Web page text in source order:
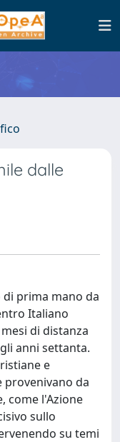
dalle
prima mano da
Italiano
di distanza
anni settanta.
e
da
come l'Azione
sullo
su temi